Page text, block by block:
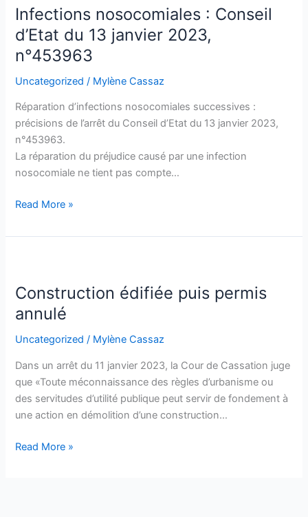
Infections nosocomiales : Conseil
d’Etat du 13 janvier 2023,
n°453963
Uncategorized / Mylène Cassaz
Réparation d’infections nosocomiales successives :
précisions de l’arrêt du Conseil d’Etat du 13 janvier 2023,
n°453963.
La réparation du préjudice causé par une infection
nosocomiale ne tient pas compte…
Conseil
d’Etat
du
13
2023,
n°453963
Read More »
Construction édifiée puis permis
annulé
Uncategorized / Mylène Cassaz
Dans un arrêt du 11 janvier 2023, la Cour de Cassation juge
que «Toute méconnaissance des règles d’urbanisme ou
des servitudes d’utilité publique peut servir de fondement à
une action en démolition d’une construction…
puis
permis
Read More »